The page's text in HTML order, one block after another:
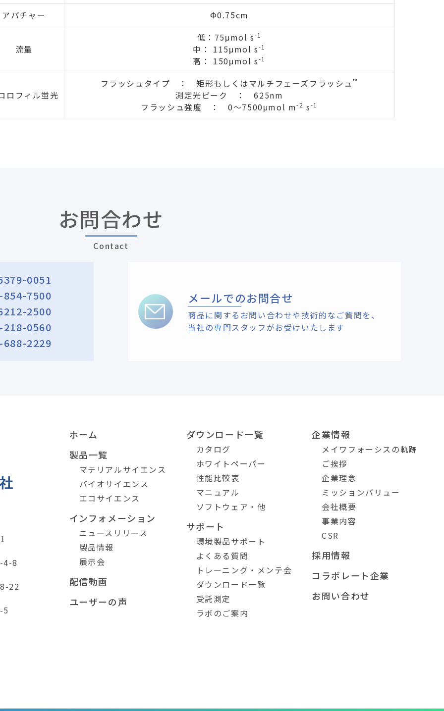
アパチャー
Φ0.75cm
流量
低：75μmol s-1
中： 115μmol s-1
高： 150μmol s-1
ロフィル蛍光
フラッシュタイプ ： 矩形もしくはマルチフェーズフラッシュ ™
測定光ピーク ： 625nm
フラッシュ強度 ： 0～7500μmol m-2 s-1
お問合わせ
Contact
0051
854-7500
2500
218-0560
688-2229
メールでのお問合せ
商品に関するお問い合わせや技術的なご質問を、
当社の専門スタッフがお受けいたします
4-8
22
5
ホーム
製品一覧
マテリアルサイエンス
バイオサイエンス
エコサイエンス
インフォメーション
ニュースリリース
製品情報
展示会
配信動画
ユーザーの声
ダウンロード一覧
カタログ
ホワイトペーパー
性能比較表
マニュアル
ソフトウェア・他
サポート
環境製品サポート
よくある質問
トレーニング・メンテ会
ダウンロード一覧
受託測定
ラボのご案内
企業情報
メイワフォーシスの軌跡
ご挨拶
企業理念
ミッションバリュー
会社概要
事業内容
CSR
採用情報
コラボレート企業
お問い合わせ